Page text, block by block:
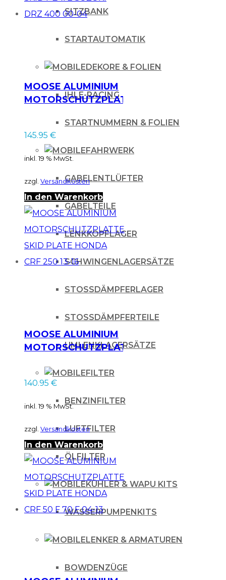
SITZBANK
STARTAUTOMATIK
DEKORE & FOLIEN
IHLE-RACING
STARTNUMMERN & FOLIEN
FAHRWERK
GABELENTLÜFTER
GABELTEILE
LENKKOPFLAGER
SCHWINGENLAGERSÄTZE
STOSSDÄMPFERLAGER
STOSSDÄMPFERTEILE
UMLENKLAGERSÄTZE
FILTER
BENZINFILTER
LUFTFILTER
ÖLFILTER
KÜHLER & WAPU KITS
WASSERPUMPENKITS
LENKER & ARMATUREN
BOWDENZÜGE
MOOSE ALUMINIUM
MOTORSCHUTZPLATTE
DRZ 400 00-04
145.95 €
inkl. 19 % MwSt.
zzgl. Versandkosten
In den Warenkorb
MOOSE ALUMINIUM
MOTORSCHUTZPLATTE
CRF 250 13-16
140.95 €
inkl. 19 % MwSt.
zzgl. Versandkosten
In den Warenkorb